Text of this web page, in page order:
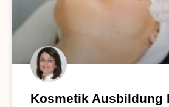
Kosmetik Ausbildung